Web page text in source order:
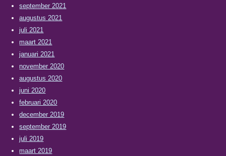
september 2021
augustus 2021
juli 2021
maart 2021
januari 2021
november 2020
augustus 2020
juni 2020
februari 2020
december 2019
september 2019
juli 2019
maart 2019